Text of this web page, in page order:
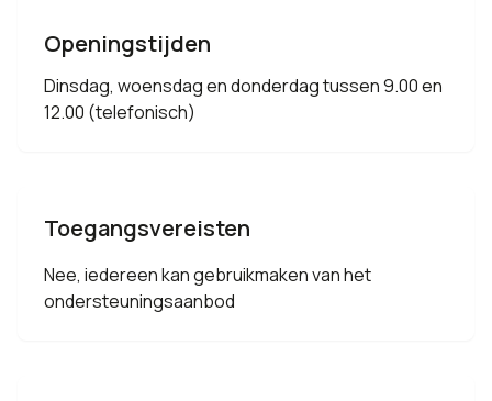
Openingstijden
Dinsdag, woensdag en donderdag tussen 9.00 en
12.00 (telefonisch)
Toegangsvereisten
Nee, iedereen kan gebruikmaken van het
ondersteuningsaanbod